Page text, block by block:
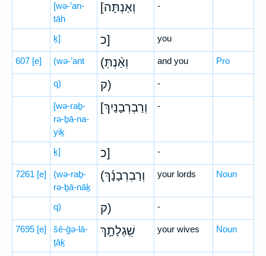
[wə-’an-
tāh
[וְאַנְתָּה -
ḵ] כ] you
607 [e] (wə-’ant (וְאַ֨נְתְּ and you Pro
q) ק) -
[wə-raḇ-
rə-ḇā-na-
yiḵ
[וְרַבְרְבָנַיִךְ -
ḵ] כ] -
7261 [e]
(wə-raḇ-
rə-ḇā-nāḵ
(וְרַבְרְבָנָ֜ךְ your lords Noun
q) ק) -
7695 [e]
šê-ḡə-lā-
ṯāḵ
שֵֽׁגְלָתָ֣ךְ your wives Noun